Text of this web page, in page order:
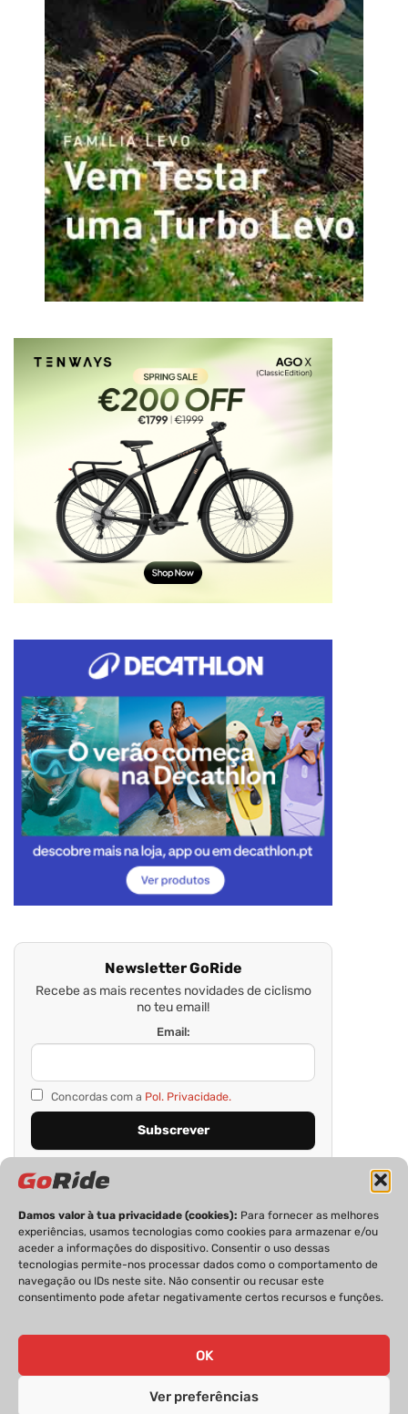
Damos valor à tua privacidade (cookies): Para fornecer as melhores
experiências, usamos tecnologias como cookies para armazenar e/ou
aceder a informações do dispositivo. Consentir o uso dessas
tecnologias permite-nos processar dados como o comportamento de
navegação ou IDs neste site. Não consentir ou recusar este
consentimento pode afetar negativamente certos recursos e funções.
OK
Ver preferências
Newsletter GoRide
Recebe as mais recentes novidades de ciclismo
no teu email!
Email:
Concordas com a Pol. Privacidade.
PRIVACIDADE FICHA TÉCNICA
ESTATUTO EDITORIAL